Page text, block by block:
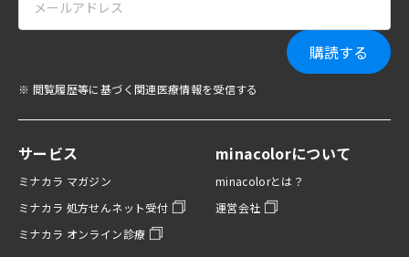
購読する
※ 閲覧履歴等に基づく関連医療情報を受信する
サービス
ミナカラ マガジン
ミナカラ 処方せんネット受付
ミナカラ オンライン診療
minacolorについて
minacolorとは？
運営会社